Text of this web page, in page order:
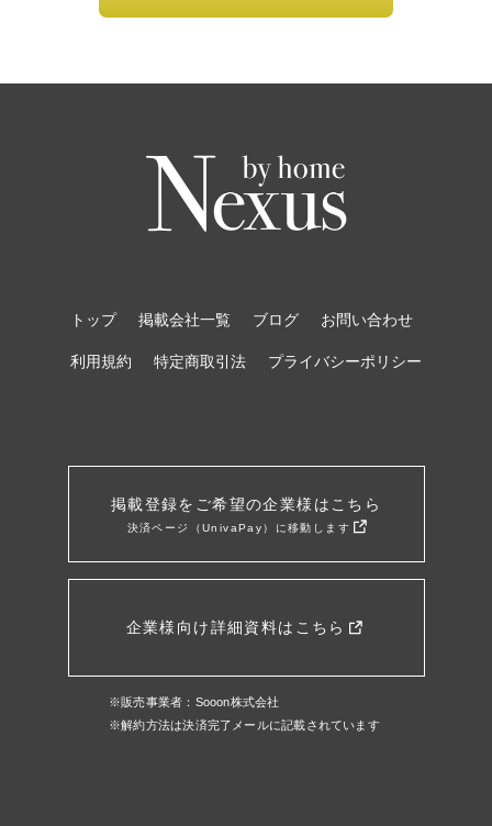
トップ 掲載会社一覧 ブログ お問い合わせ
利用規約 特定商取引法 プライバシーポリシー
掲載登録をご希望の企業様はこちら
決済ページ（UnivaPay）に移動します
企業様向け詳細資料はこちら
※販売事業者：Sooon株式会社
※解約方法は決済完了メールに記載されています